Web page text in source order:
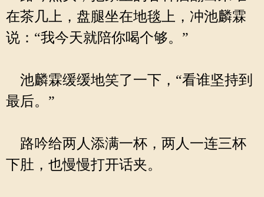
在茶几上，盘腿坐在地毯上，冲池麟霖
说：“我今天就陪你喝个够。”
池麟霖缓缓地笑了一下，“看谁坚持到
最后。”
路吟给两人添满一杯，两人一连三杯
下肚，也慢慢打开话夹。